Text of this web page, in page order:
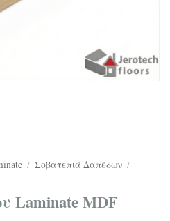
/ Σοβατεπιά Δαπέδων /
Laminate MDF